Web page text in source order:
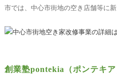
市では、中心市街地の空き店舗等に
創業塾pontekia（ポンテキア